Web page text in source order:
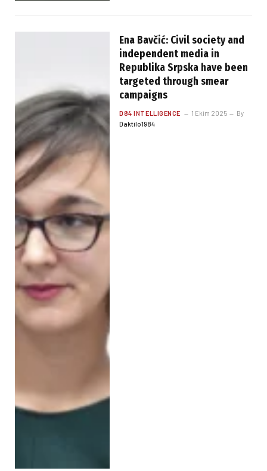
Ena Bavčić: Civil society and
independent media in
Republika Srpska have been
targeted through smear
campaigns
D84 INTELLIGENCE 1 Ekim 2025
By
Daktilo1984